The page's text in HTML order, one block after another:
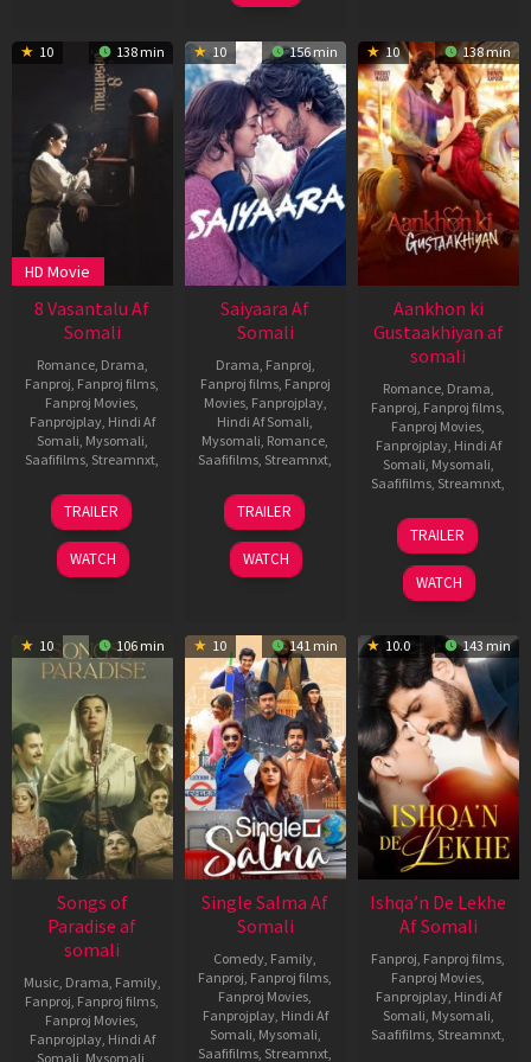
10 138 min
HD Movie
8 Vasantalu Af
Somali
Romance, Drama
Fanproj Fanproj films
Fanproj Movies
Fanprojplay, Hindi Af
Somali Mysomali
Saafifilms Streamnxt
20
Jun
2025
Phanindra
Narsetti
TRAILER
WATCH
10 156 min
Saiyaara Af
Somali
Drama Fanproj
Fanproj films, Fanproj
Movies, Fanprojplay,
Hindi Af Somali
Mysomali Romance
Saafifilms Streamnxt
18
Jul
2025
Mohit
Suri
TRAILER
WATCH
10 138 min
Aankhon ki
Gustaakhiyan af
somali
Romance, Drama
Fanproj Fanproj films
Fanproj Movies
Fanprojplay, Hindi Af
Somali Mysomali
Saafifilms Streamnxt
11
Jul
2025
Santosh
Singh
TRAILER
WATCH
10 106 min
Songs of
Paradise af
somali
Music Drama Family
Fanproj Fanproj films
Fanproj Movies
Fanprojplay, Hindi Af
Somali Mysomali
10 141 min
Single Salma Af
Somali
Comedy Family
Fanproj Fanproj films
Fanproj Movies
Fanprojplay, Hindi Af
Somali Mysomali
Saafifilms Streamnxt
10.0 143 min
Ishqa’n De Lekhe
Af Somali
Fanproj Fanproj films
Fanproj Movies
Fanprojplay, Hindi Af
Somali Mysomali
Saafifilms Streamnxt